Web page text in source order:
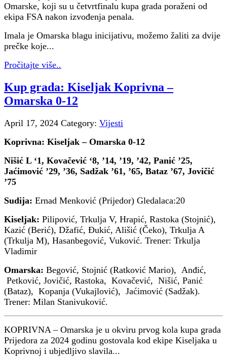
Omarske, koji su u četvrtfinalu kupa grada poraženi od
ekipa FSA nakon izvođenja penala.
Imala je Omarska blagu inicijativu, možemo žaliti za dvije
prečke koje...
Pročitajte više..
Kup grada: Kiseljak Koprivna –
Omarska 0-12
April 17, 2024 Category: Vijesti
Koprivna: Kiseljak – Omarska 0-12
Nišić L ‘1, Kovačević ‘8, ’14, ’19, ’42, Panić ’25,
Jaćimović ’29, ’36, Sadžak ’61, ’65, Bataz ’67, Jovičić
’75
Sudija: Ernad Menković (Prijedor) Gledalaca:20
Kiseljak: Pilipović, Trkulja V, Hrapić, Rastoka (Stojnić),
Kazić (Berić), Džafić, Đukić, Ališić (Čeko), Trkulja A
(Trkulja M), Hasanbegović, Vuković. Trener: Trkulja
Vladimir
Omarska: Begović, Stojnić (Ratković Mario), Anđić,
Petković, Jovičić, Rastoka, Kovačević, Nišić, Panić
(Bataz), Kopanja (Vukajlović), Jaćimović (Sadžak).
Trener: Milan Stanivuković.
KOPRIVNA – Omarska je u okviru prvog kola kupa grada
Prijedora za 2024 godinu gostovala kod ekipe Kiseljaka u
Koprivnoj i ubjedljivo slavila...